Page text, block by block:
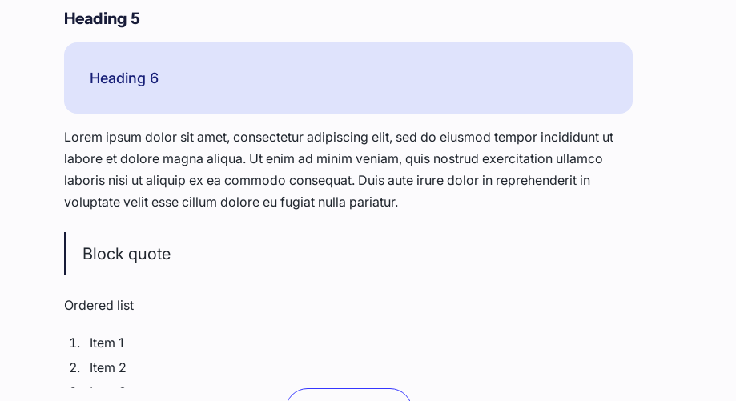
Heading 5
Heading 6
Lorem ipsum dolor sit amet, consectetur adipiscing elit, sed do eiusmod tempor incididunt ut
labore et dolore magna aliqua. Ut enim ad minim veniam, quis nostrud exercitation ullamco
laboris nisi ut aliquip ex ea commodo consequat. Duis aute irure dolor in reprehenderit in
voluptate velit esse cillum dolore eu fugiat nulla pariatur.
Block quote
Ordered list
Item 1
Item 2
Item 3